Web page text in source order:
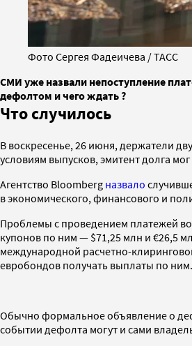
Фото Сергея Фадеичева / ТАСС
СМИ уже назвали непоступление
дефолтом и чего ждать ?
Что случилось
В воскресенье, 26 июня, держатели
условиям выпусков, эмитент долга
Агентство Bloomberg назвало
в экономического, финансового и
Проблемы с проведением платежей
купонов по ним — $71,25 млн и €26,5
международной расчетно-
евробондов получать выплаты по ним.
Обычно формальное объявление о
событии дефолта могут и сами